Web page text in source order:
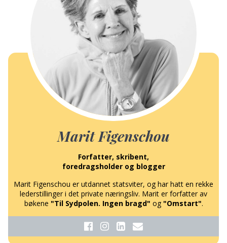
Marit Figenschou
Forfatter, skribent,
foredragsholder og blogger
Marit Figenschou er utdannet statsviter, og har hatt en rekke
lederstillinger i det private næringsliv. Marit er forfatter av
bøkene "Til Sydpolen. Ingen bragd" og "Omstart".